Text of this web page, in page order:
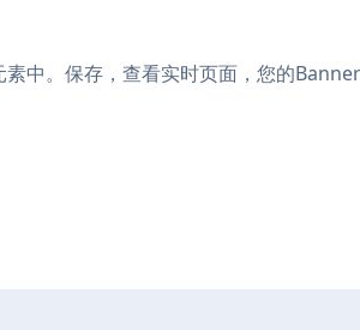
中。保存，查看实时页面，您的